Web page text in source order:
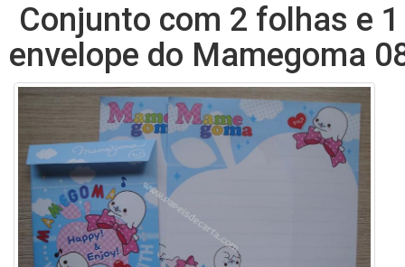
Conjunto com 2 folhas e 1
envelope do Mamegoma